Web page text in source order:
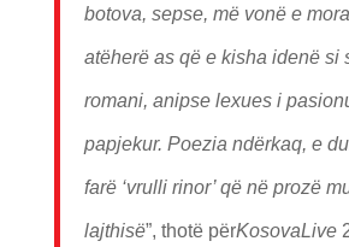
botova, sepse, më vonë e
atëherë as që e kisha idenë si
romani, anipse lexues i
papjekur. Poezia ndërkaq, e
farë ‘vrulli rinor’ që në prozë
lajthisë”, thotë përKosovaLive